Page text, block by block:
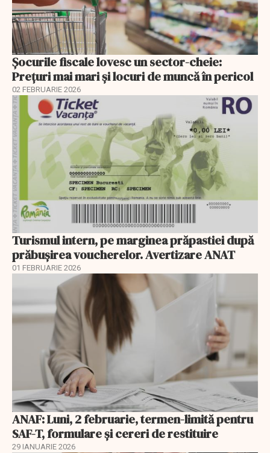
Șocurile fiscale lovesc un sector-cheie:
Prețuri mai mari și locuri de muncă în pericol
02 FEBRUARIE 2026
Turismul intern, pe marginea prăpastiei după
prăbușirea voucherelor. Avertizare ANAT
01 FEBRUARIE 2026
ANAF: Luni, 2 februarie, termen-limită pentru
SAF-T, formulare și cereri de restituire
29 IANUARIE 2026